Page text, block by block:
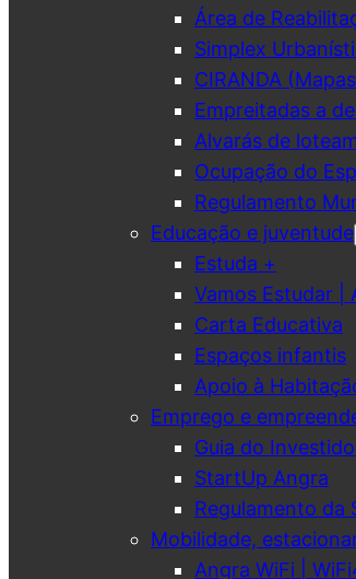
Área de
Simplex
CIRANDA
Empreitadas a
Alvarás de
Ocupação do
Regulamento
Educação e juventude
Estuda +
Vamos Estudar |
Carta Educativa
Espaços infantis
Apoio à
Emprego e
Guia do
StartUp Angra
Regulamento da
Mobilidade,
Angra WiFi |